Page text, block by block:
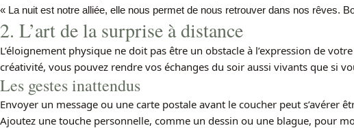
« La nuit est notre alliée, elle nous permet de nous retrouver dans nos rêves.
2. L’art de la surprise à distance
L’éloignement physique ne doit pas être un obstacle à l’expression de votre
créativité, vous pouvez rendre vos échanges du soir aussi vivants que si
Les gestes inattendus
Envoyer un message ou une carte postale avant le coucher peut s’avérer
Ajoutez une touche personnelle, comme un dessin ou une blague, pour